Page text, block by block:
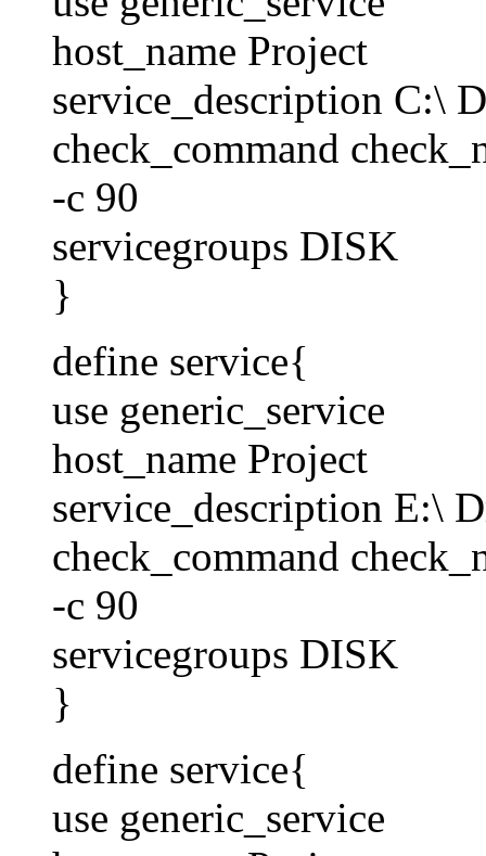
host_name Project
service_description C:\
check_command
-c 90
servicegroups DISK
}
define service{
use generic_service
host_name Project
service_description E:\
check_command
-c 90
servicegroups DISK
}
define service{
use generic_service